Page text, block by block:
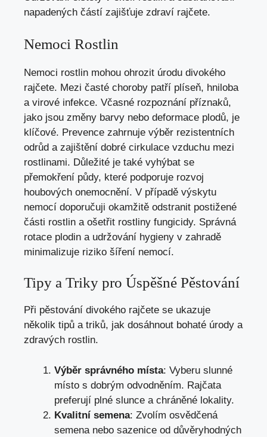
napadených částí zajišťuje zdraví rajčete.
Nemoci Rostlin
Nemoci rostlin mohou ohrozit úrodu divokého
rajčete. Mezi časté choroby patří plíseň, hniloba
a virové infekce. Včasné rozpoznání příznaků,
jako jsou změny barvy nebo deformace plodů, je
klíčové. Prevence zahrnuje výběr rezistentních
odrůd a zajištění dobré cirkulace vzduchu mezi
rostlinami. Důležité je také vyhýbat se
přemokření půdy, které podporuje rozvoj
houbových onemocnění. V případě výskytu
nemocí doporučuji okamžitě odstranit postižené
části rostlin a ošetřit rostliny fungicidy. Správná
rotace plodin a udržování hygieny v zahradě
minimalizuje riziko šíření nemocí.
Tipy a Triky pro Úspěšné Pěstování
Při pěstování divokého rajčete se ukazuje
několik tipů a triků, jak dosáhnout bohaté úrody a
zdravých rostlin.
Výběr správného místa: Vyberu slunné
místo s dobrým odvodněním. Rajčata
preferují plné slunce a chráněné lokality.
Kvalitní semena: Zvolím osvědčená
semena nebo sazenice od důvěryhodných